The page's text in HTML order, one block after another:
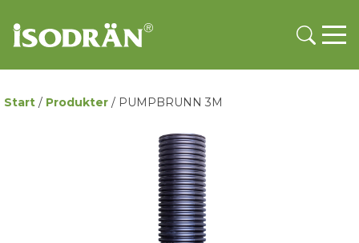
Start / Produkter / PUMPBRUNN 3M